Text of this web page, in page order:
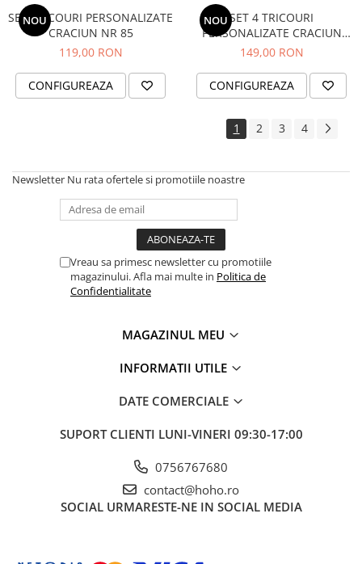
NOU
SET TRICOURI PERSONALIZATE
CRACIUN NR 85
119,00 RON
CONFIGUREAZA
NOUSET 4 TRICOURI
PERSONALIZATE CRACIUN
NR.113
149,00 RON
CONFIGUREAZA
1 2 3 4
Newsletter Nu rata ofertele si promotiile noastre
Vreau sa primesc newsletter cu promotiile
magazinului. Afla mai multe in Politica de
Confidentialitate
MAGAZINUL MEU
INFORMATII UTILE
DATE COMERCIALE
SUPORT CLIENTI LUNI-VINERI 09:30-17:00
0756767680
contact@hoho.ro
SOCIAL URMARESTE-NE IN SOCIAL MEDIA